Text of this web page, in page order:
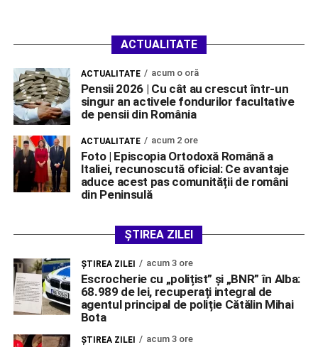
ACTUALITATE
ACTUALITATE acum o oră
Pensii 2026 | Cu cât au crescut într-un
singur an activele fondurilor facultative
de pensii din România
ACTUALITATE acum 2 ore
Foto | Episcopia Ortodoxă Română a
Italiei, recunoscută oficial: Ce avantaje
aduce acest pas comunității de români
din Peninsulă
ȘTIREA ZILEI
ŞTIREA ZILEI acum 3 ore
Escrocherie cu „polițist” și „BNR” în Alba:
68.989 de lei, recuperați integral de
agentul principal de poliție Cătălin Mihai
Bota
ŞTIREA ZILEI acum 3 ore